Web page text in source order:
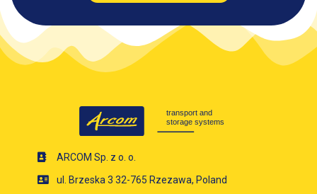
ARCOM Sp. z o. o.
ul. Brzeska 3 32-765 Rzezawa, Poland